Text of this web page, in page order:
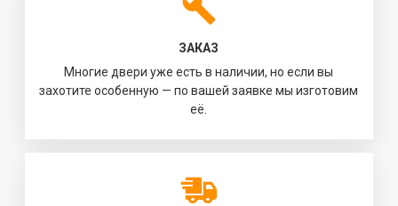
ЗАКАЗ
Многие двери уже есть в наличии, но если вы
захотите особенную — по вашей заявке мы изготовим
её.